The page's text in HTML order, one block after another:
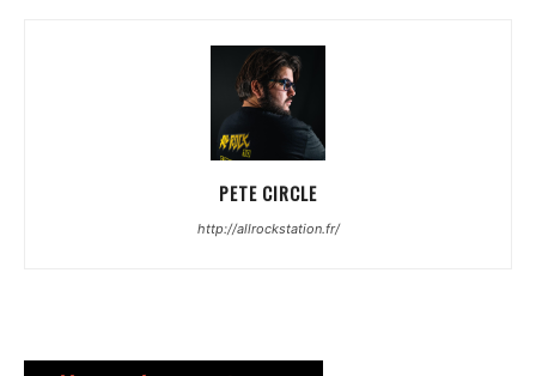
PETE CIRCLE
http://allrockstation.fr/